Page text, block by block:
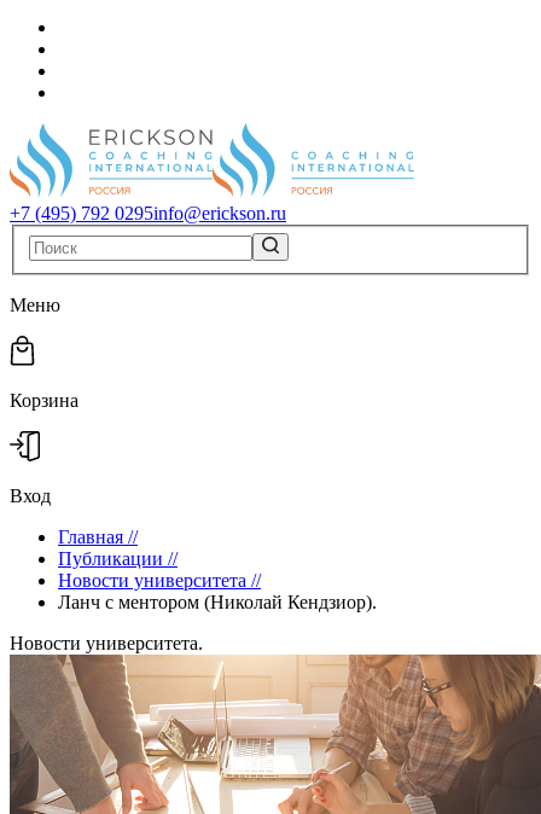
+7 (495) 792 0295info@erickson.ru
Меню
Корзина
Вход
Главная //
Публикации //
Новости университета //
Ланч с ментором (Николай Кендзиор).
Новости университета.